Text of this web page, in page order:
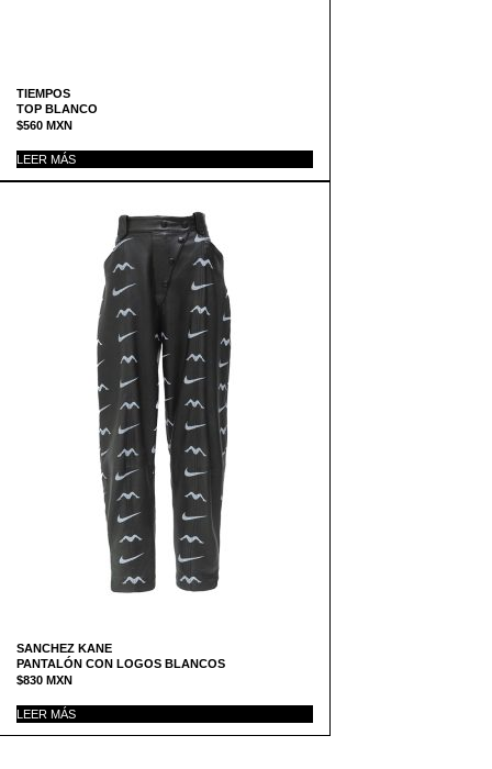
TIEMPOS
TOP BLANCO
$560 MXN
LEER MÁS
SANCHEZ KANE
PANTALÓN CON LOGOS BLANCOS
$830 MXN
LEER MÁS